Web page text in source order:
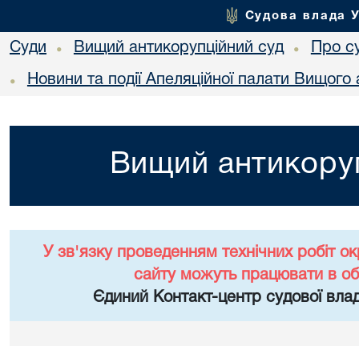
Судова влада
Суди • Вищий антикорупційний суд • Про
• Новини та події Апеляційної палати Вищого
Вищий
У зв'язку проведенням технічних робіт
сайту можуть працювати в
Єдиний Контакт-центр судової